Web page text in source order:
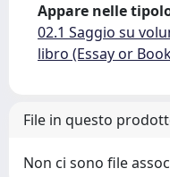
Appare nelle
02.1 Saggio su
libro (Essay or
File in questo
Non ci sono file